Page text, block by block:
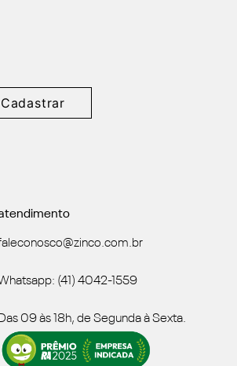
Cadastrar
(41) 4042-1559
Das 09 às 18h, de Segunda à Sexta.